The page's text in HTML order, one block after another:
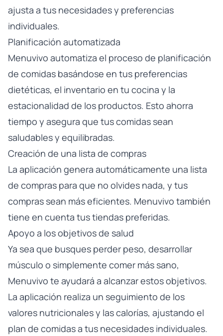
ajusta a tus necesidades y preferencias
individuales.
Planificación automatizada
Menuvivo automatiza el proceso de planificación
de comidas basándose en tus preferencias
dietéticas, el inventario en tu cocina y la
estacionalidad de los productos. Esto ahorra
tiempo y asegura que tus comidas sean
saludables y equilibradas.
Creación de una lista de compras
La aplicación genera automáticamente una lista
de compras para que no olvides nada, y tus
compras sean más eficientes. Menuvivo también
tiene en cuenta tus tiendas preferidas.
Apoyo a los objetivos de salud
Ya sea que busques perder peso, desarrollar
músculo o simplemente comer más sano,
Menuvivo te ayudará a alcanzar estos objetivos.
La aplicación realiza un seguimiento de los
valores nutricionales y las calorías, ajustando el
plan de comidas a tus necesidades individuales.